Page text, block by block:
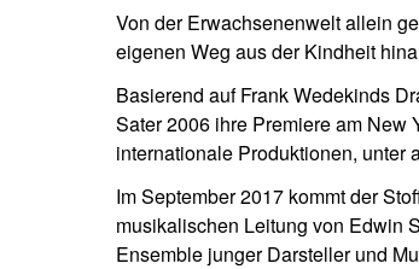
Von der Erwachsenenwelt allein
eigenen Weg aus der Kindheit
Basierend auf Frank Wedekinds
Sater 2006 ihre Premiere am New
internationale Produktionen, unter
Im September 2017 kommt der
musikalischen Leitung von Edwin
Ensemble junger Darsteller und